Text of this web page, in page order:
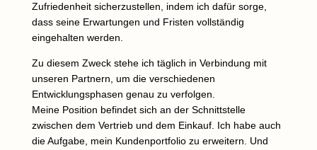
Zufriedenheit sicherzustellen, indem ich dafür sorge,
dass seine Erwartungen und Fristen vollständig
eingehalten werden.
Zu diesem Zweck stehe ich täglich in Verbindung mit
unseren Partnern, um die verschiedenen
Entwicklungsphasen genau zu verfolgen.
Meine Position befindet sich an der Schnittstelle
zwischen dem Vertrieb und dem Einkauf. Ich habe auch
die Aufgabe, mein Kundenportfolio zu erweitern. Und